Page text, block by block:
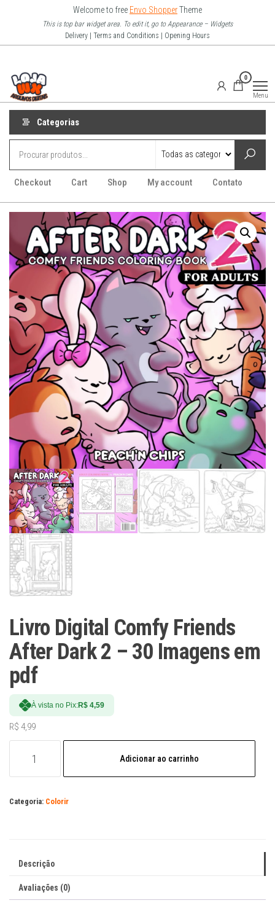
o
Welcome to free Envo ShopperTheme
This is top bar widget area. To edit it, go to Appearance – Widgets
Delivery | Terms and Conditions | Opening Hours
Arquivo
Digitais
0
Menu
Categorias
Checkout Cart Shop My account Contato
Livro Digital Comfy Friends
After Dark 2 – 30 Imagens em
pdf
À vista no Pix:R$ 4,59
R$ 4,99
Comfy
After
em
Adicionar ao carrinho
Categoria: Colorir
Descrição
Avaliações (0)